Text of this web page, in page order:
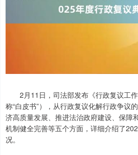
2月11日，司法部发布《行政复议工
称“白皮书”），从行政复议化解行政争议
济高质量发展、推进法治政府建设、保障
机制健全完善等五个方面，详细介绍了
况。